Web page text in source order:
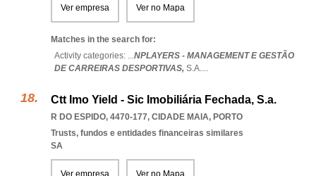
Ver empresa Ver no Mapa
Matches in the search for:
Activity categories: ...NPLAYERS - MANAGEMENT E GESTÃO
DE CARREIRAS DESPORTIVAS, S.A....
Ctt Imo Yield - Sic Imobiliária Fechada, S.a.
R DO ESPIDO, 4470-177, CIDADE MAIA, PORTO
Trusts, fundos e entidades financeiras similares
SA
Ver empresa Ver no Mapa